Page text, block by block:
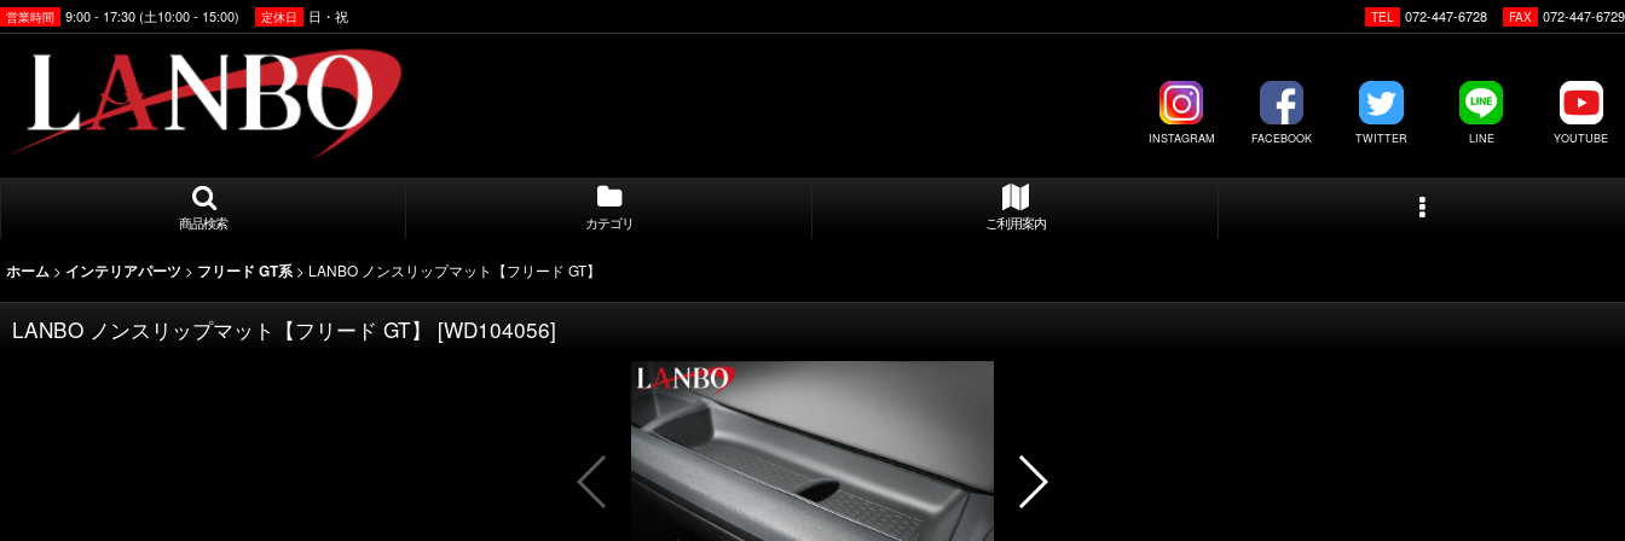
営業時間 9:00 - 17:30 (土10:00 - 15:00) 定休日 日・祝 TEL 072-447-6728 FAX 072-447-6729
INSTAGRAM FACEBOOK TWITTER LINE YOUTUBE
商品検索 カテゴリ ご利用案内
ホーム > インテリアパーツ > フリード GT系 > LANBO ノンスリップマット【フリード GT】
LANBO ノンスリップマット【フリード GT】 [WD104056]